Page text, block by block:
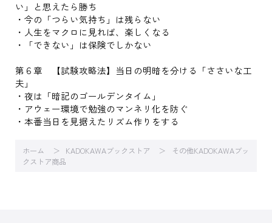
い」と思えたら勝ち
・今の「つらい気持ち」は残らない
・人生をマクロに見れば、楽しくなる
・「できない」は保険でしかない
第６章 【試験攻略法】当日の明暗を分ける「ささいな工
夫」
・夜は「暗記のゴールデンタイム」
・アウェー環境で勉強のマンネリ化を防ぐ
・本番当日を見据えたリズム作りをする
ホーム KADOKAWAブックストア
その他KADOKAWAブッ
クストア商品